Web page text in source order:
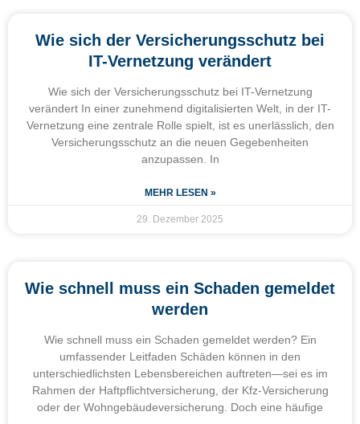
Wie sich der Versicherungsschutz bei
IT-Vernetzung verändert
Wie sich der Versicherungsschutz bei IT-Vernetzung
verändert In einer zunehmend digitalisierten Welt, in der IT-
Vernetzung eine zentrale Rolle spielt, ist es unerlässlich, den
Versicherungsschutz an die neuen Gegebenheiten
anzupassen. In
MEHR LESEN »
29. Dezember 2025
Wie schnell muss ein Schaden gemeldet
werden
Wie schnell muss ein Schaden gemeldet werden? Ein
umfassender Leitfaden Schäden können in den
unterschiedlichsten Lebensbereichen auftreten—sei es im
Rahmen der Haftpflichtversicherung, der Kfz-Versicherung
oder der Wohngebäudeversicherung. Doch eine häufige